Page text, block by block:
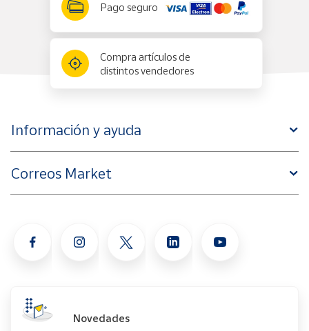
Pago seguro
Compra artículos de
distintos vendedores
Información y ayuda
Correos Market
Novedades